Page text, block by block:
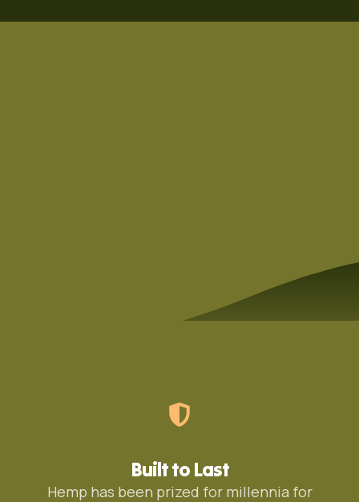
Built to Last
Hemp has been prized for millennia for